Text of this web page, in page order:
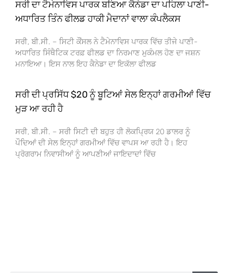
ਸਰੀ ਦਾ ਟੈਮੇਨਾਵਿਸ ਪਾਰਕ ਬਣਿਆ ਕੈਨੇਡਾ ਦਾ ਪਹਿਲਾ ਪਾਣੀ-
ਅਧਾਰਿਤ ਤਿੰਨ ਫੀਲਡ ਹਾਕੀ ਮੈਦਾਨਾਂ ਵਾਲਾ ਕੰਪਲੈਕਸ
ਸਰੀ, ਬੀ.ਸੀ. – ਸਿਟੀ ਕੌਂਸਲ ਨੇ ਟੈਮੇਨਾਵਿਸ ਪਾਰਕ ਵਿੱਚ ਤੀਜੇ ਪਾਣੀ-
ਅਧਾਰਿਤ ਸਿੰਥੈਟਿਕ ਟਰਫ਼ ਫੀਲਡ ਦਾ ਨਿਰਮਾਣ ਮੁਕੰਮਲ ਹੋਣ ਦਾ ਜਸ਼ਨ
ਮਨਾਇਆ। ਇਸ ਨਾਲ ਇਹ ਕੈਨੇਡਾ ਦਾ ਇਕੱਲਾ ਫੀਲਡ
ਸਰੀ ਦੀ ਪ੍ਰਸਿੱਧ $20 ਨੂੰ ਬੂਟਿਆਂ ਸੇਲ ਇਨ੍ਹਾਂ ਗਰਮੀਆਂ ਵਿੱਚ
ਮੁੜ ਆ ਰਹੀ ਹੈ
ਸਰੀ, ਬੀ.ਸੀ. – ਸਰੀ ਸਿਟੀ ਦੀ ਬਹੁਤ ਹੀ ਲੋਕਪ੍ਰਿਯ 20 ਡਾਲਰ ਨੂੰ
ਪੌਦਿਆਂ ਦੀ ਸੇਲ ਇਨ੍ਹਾਂ ਗਰਮੀਆਂ ਵਿੱਚ ਵਾਪਸ ਆ ਰਹੀ ਹੈ। ਇਹ
ਪ੍ਰੋਗਰਾਮ ਨਿਵਾਸੀਆਂ ਨੂੰ ਆਪਣੀਆਂ ਜਾਇਦਾਦਾਂ ਵਿੱਚ